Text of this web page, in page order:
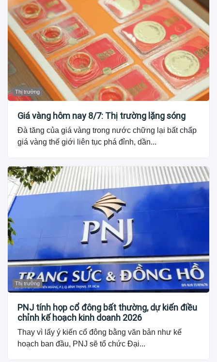
Thị trường
Giá vàng hôm nay 8/7: Thị trường lặng sóng
Đà tăng của giá vàng trong nước chững lại bất chấp
giá vàng thế giới liên tục phá đỉnh, dần...
Thị trường
PNJ tính họp cổ đông bất thường, dự kiến điều
chỉnh kế hoạch kinh doanh 2026
Thay vì lấy ý kiến cổ đông bằng văn bản như kế
hoạch ban đầu, PNJ sẽ tổ chức Đại...